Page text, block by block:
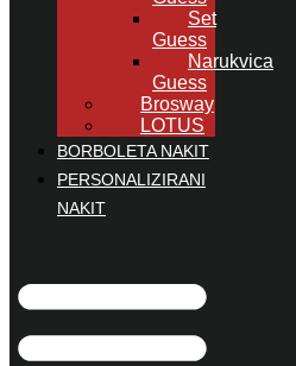
Set
Guess
Narukvica
Guess
Brosway
LOTUS
BORBOLETA NAKIT
PERSONALIZIRANI
NAKIT